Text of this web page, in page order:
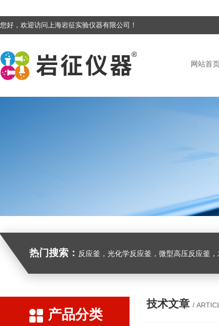
您好，欢迎访问上海岩征实验仪器有限公司！
网站首
热门搜索： 反应釜，光化学反应釜，微型高压反应釜
产品分类
技术文章 /